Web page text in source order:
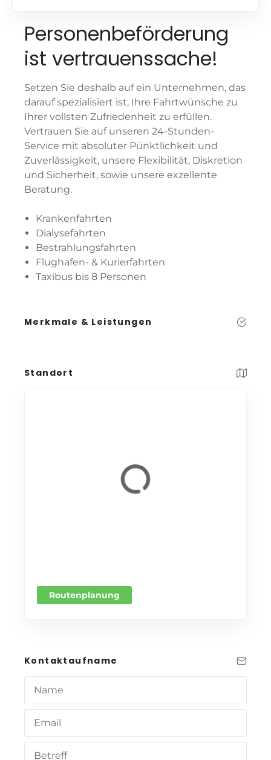
Personenbeförderung
ist vertrauenssache!
Setzen Sie deshalb auf ein Unternehmen, das
darauf spezialisiert ist, Ihre Fahrtwünsche zu
Ihrer vollsten Zufriedenheit zu erfüllen.
Vertrauen Sie auf unseren 24-Stunden-
Service mit absoluter Pünktlichkeit und
Zuverlässigkeit, unsere Flexibilität, Diskretion
und Sicherheit, sowie unsere exzellente
Beratung.
Krankenfahrten
Dialysefahrten
Bestrahlungsfahrten
Flughafen- & Kurierfahrten
Taxibus bis 8 Personen
Merkmale & Leistungen
Standort
Routenplanung
Kontaktaufname